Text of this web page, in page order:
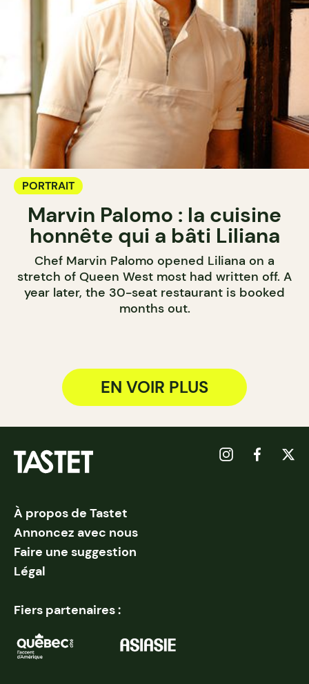
PORTRAIT
Marvin Palomo : la cuisine
honnête qui a bâti Liliana
Chef Marvin Palomo opened Liliana on a
stretch of Queen West most had written off. A
year later, the 30-seat restaurant is booked
months out.
EN VOIR PLUS
À propos de Tastet
Annoncez avec nous
Faire une suggestion
Légal
Fiers partenaires :